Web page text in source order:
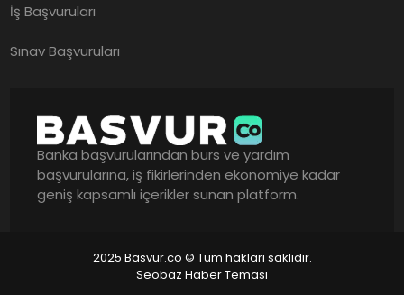
İş Başvuruları
Sınav Başvuruları
Banka başvurularından burs ve yardım
başvurularına, iş fikirlerinden ekonomiye kadar
geniş kapsamlı içerikler sunan platform.
2025 Basvur.co © Tüm hakları saklıdır.
Seobaz Haber Teması